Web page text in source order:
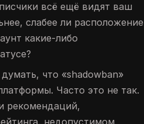
всё ещё видят ваш
слабее ли расположение
какие-либо
что «shadowban»
Часто это не так.
рекомендаций,
недопустимом